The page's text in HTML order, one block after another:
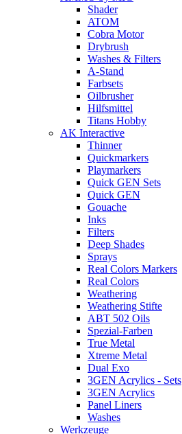
Shader
ATOM
Cobra Motor
Drybrush
Washes & Filters
A-Stand
Farbsets
Oilbrusher
Hilfsmittel
Titans Hobby
AK Interactive
Thinner
Quickmarkers
Playmarkers
Quick GEN Sets
Quick GEN
Gouache
Inks
Filters
Deep Shades
Sprays
Real Colors Markers
Real Colors
Weathering
Weathering Stifte
ABT 502 Oils
Spezial-Farben
True Metal
Xtreme Metal
Dual Exo
3GEN Acrylics - Sets
3GEN Acrylics
Panel Liners
Washes
Werkzeuge